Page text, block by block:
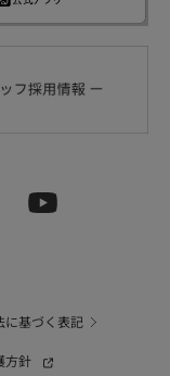
に基づく表記
方針